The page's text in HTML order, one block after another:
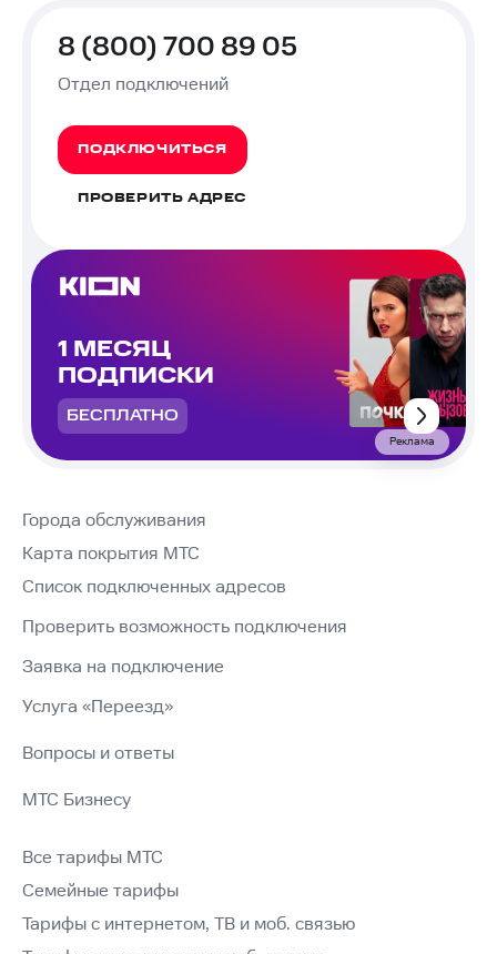
8 (800) 700 89 05
Отдел подключений
ПОДКЛЮЧИТЬСЯ
ПРОВЕРИТЬ АДРЕС
1 МЕСЯЦ
ПОДПИСКИ
БЕСПЛАТНО
Реклама
Города обслуживания
Карта покрытия МТС
Список подключенных адресов
Проверить возможность подключения
Заявка на подключение
Услуга «Переезд»
Вопросы и ответы
МТС Бизнесу
Все тарифы МТС
Семейные тарифы
Тарифы с интернетом, ТВ и моб. связью